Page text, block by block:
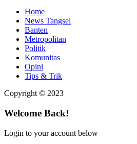
Home
News Tangsel
Banten
Metropolitan
Politik
Komunitas
Opini
Tips & Trik
Copyright © 2023
Welcome Back!
Login to your account below